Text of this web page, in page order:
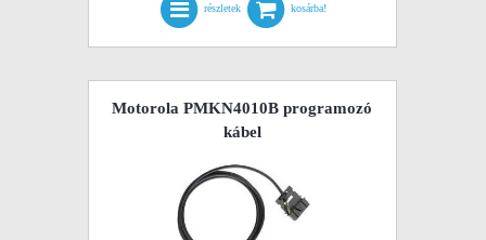
részletek kosárba!
Motorola PMKN4010B programozó
kábel